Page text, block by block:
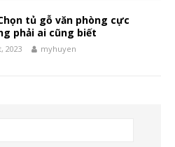
tủ gỗ văn phòng cực
phải ai cũng biết
2023 myhuyen